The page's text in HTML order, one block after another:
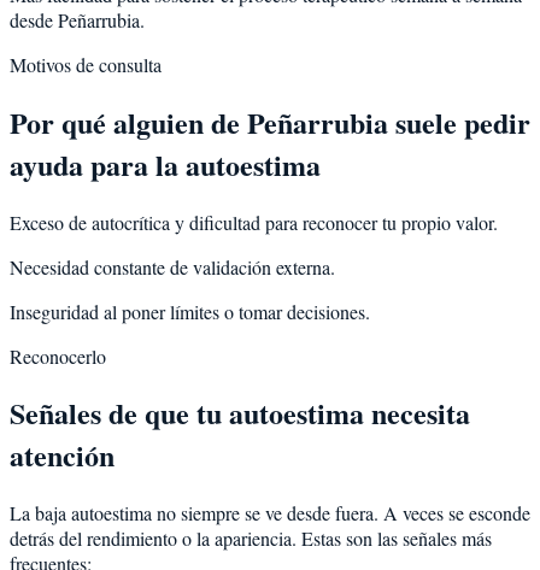
desde Peñarrubia.
Motivos de consulta
Por qué alguien de Peñarrubiasuele pedir
ayuda para laautoestima
Exceso de autocrítica y dificultad para reconocer tu propio valor.
Necesidad constante de validación externa.
Inseguridad al poner límites o tomar decisiones.
Reconocerlo
Señales de que tu autoestima necesita
atención
La baja autoestima no siempre se ve desde fuera. A veces se esconde
detrás del rendimiento o la apariencia. Estas son las señales más
frecuentes: